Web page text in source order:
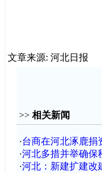
文章来源: 河北日报
>> 相关新闻
·台商在河北涿鹿捐
·河北多措并举确保
·河北：新建扩建改